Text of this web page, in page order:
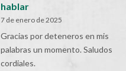
hablar
7 de enero de 2025
Gracias por deteneros en mis
palabras un momento. Saludos
cordiales.